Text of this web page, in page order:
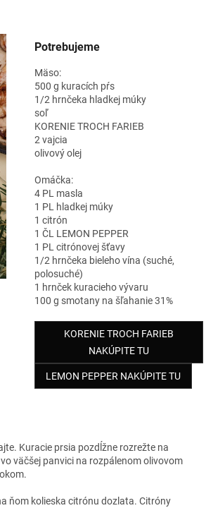
Potrebujeme
Mäso:
500 g kuracích pŕs
1/2 hrnčeka hladkej múky
soľ
KORENIE TROCH FARIEB
2 vajcia
olivový olej
Omáčka:
4 PL masla
1 PL hladkej múky
1 citrón
1 ČL LEMON PEPPER
1 PL citrónovej šťavy
1/2 hrnčeka bieleho vína (suché,
polosuché)
1 hrnček kuracieho vývaru
100 g smotany na šľahanie 31%
KORENIE TROCH FARIEB
NAKÚPITE TU
LEMON PEPPER NAKÚPITE TU
Kuracie prsia pozdĺžne rozrežte na
väčšej panvici na rozpálenom olivovom
ňom kolieska citrónu dozlata. Citróny